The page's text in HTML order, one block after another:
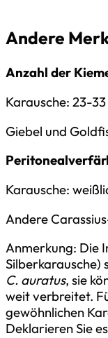
Andere
Anzahl der
Karausche: 23-33
Giebel und
Karausche:
Andere
Anmerkung: Die
Silberkarausche)
C. auratus, sie
weit verbreitet.
gewöhnlichen
Deklarieren Sie